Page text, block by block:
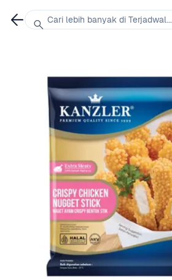
Cari lebih banyak di Terjadwal...